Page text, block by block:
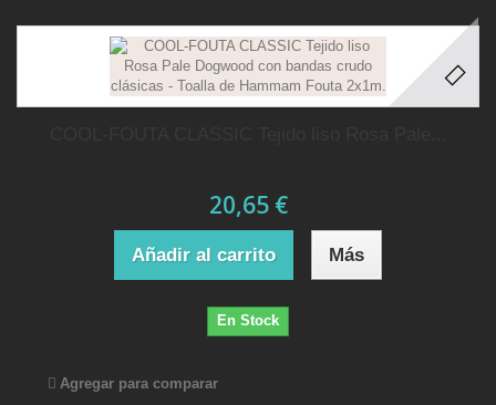
20,65 €
Añadir al carrito Más
En Stock
Agregar para comparar